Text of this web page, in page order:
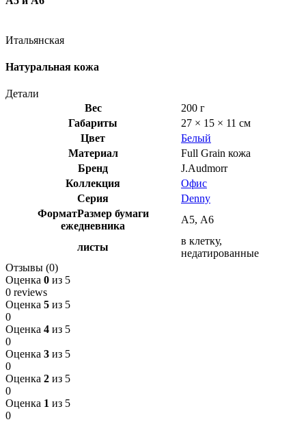
Итальянская
Натуральная кожа
Детали
Вес
200 г
Габариты
27 × 15 × 11 см
Цвет
Белый
Материал
Full Grain кожа
Бренд
J.Audmorr
Коллекция
Офис
Серия
Denny
ФорматРазмер бумаги
ежедневника
А5, А6
листы
в клетку,
недатированные
Отзывы (0)
Оценка 0 из 5
0 reviews
Оценка 5 из 5
0
Оценка 4 из 5
0
Оценка 3 из 5
0
Оценка 2 из 5
0
Оценка 1 из 5
0